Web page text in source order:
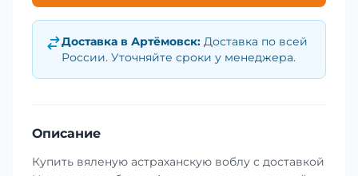
Доставка в Артёмовск: Доставка по всей
России. Уточняйте сроки у менеджера.
Описание
Купить вяленую астраханскую воблу с доставкой